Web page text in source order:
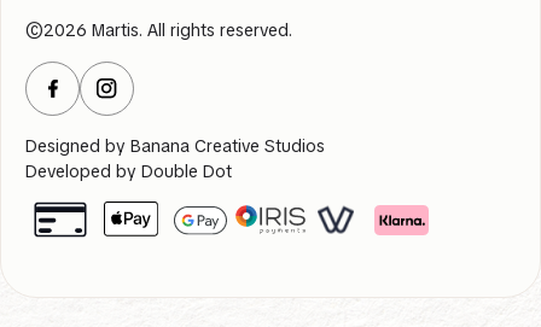
©2026 Martis. All rights reserved.
Designed by Banana Creative Studios
Developed by Double Dot